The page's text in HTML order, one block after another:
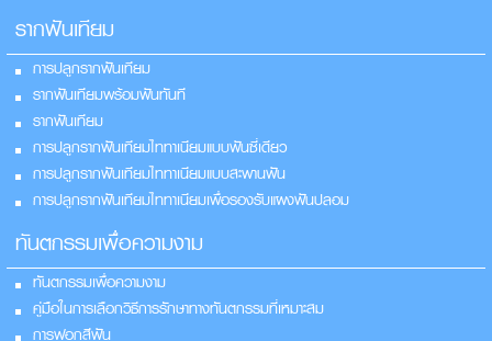
รากฟันเทียม
การปลูกรากฟันเทียม
รากฟันเทียมพร้อมฟันทันที
รากฟันเทียม
การปลูกรากฟันเทียมไททาเนียมแบบฟันซี่เดียว
การปลูกรากฟันเทียมไททาเนียมแบบสะพานฟัน
การปลูกรากฟันเทียมไททาเนียมเพื่อรองรับแผงฟันปลอม
ทันตกรรมเพื่อความงาม
ทันตกรรมเพื่อความงาม
คู่มือในการเลือกวิธีการรักษาทางทันตกรรมที่เหมาะสม
การฟอกสีฟัน